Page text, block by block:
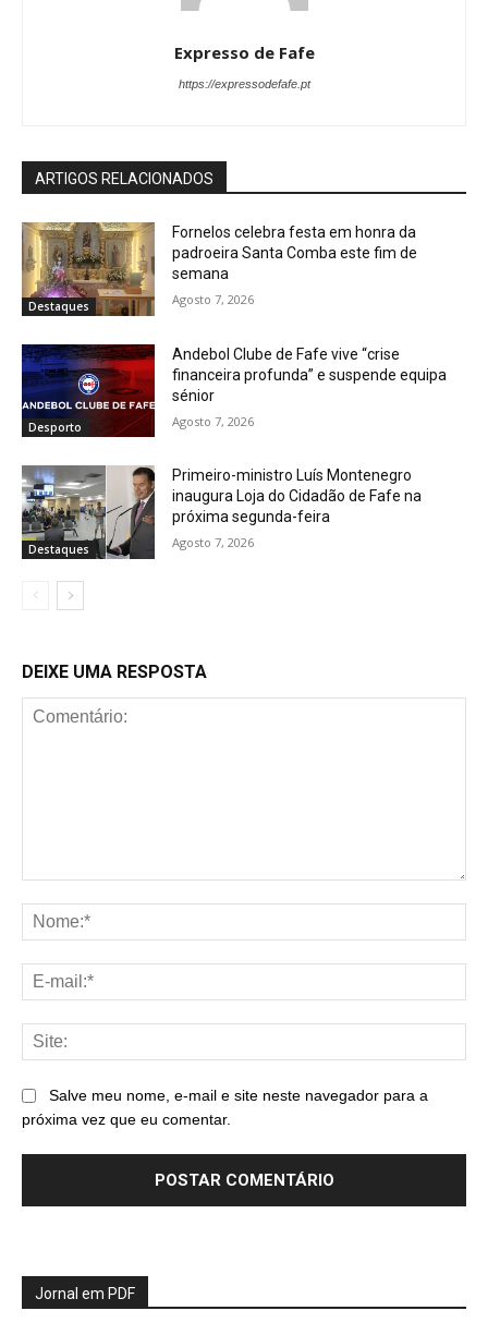
Expresso de Fafe
https://expressodefafe.pt
ARTIGOS RELACIONADOS
Destaques
Fornelos celebra festa em honra da
padroeira Santa Comba este fim de
semana
Agosto 7, 2026
Desporto
Andebol Clube de Fafe vive “crise
financeira profunda” e suspende equipa
sénior
Agosto 7, 2026
Destaques
Primeiro-ministro Luís Montenegro
inaugura Loja do Cidadão de Fafe na
próxima segunda-feira
Agosto 7, 2026
DEIXE UMA RESPOSTA
Salve meu nome, e-mail e site neste navegador para a
próxima vez que eu comentar.
Jornal em PDF